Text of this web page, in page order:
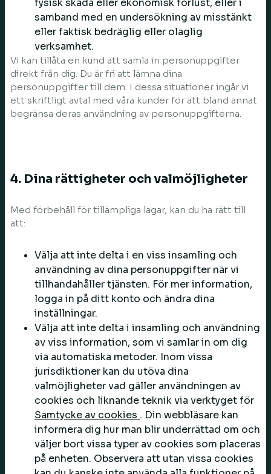
fysisk skada eller ekonomisk förlust, eller i
samband med en undersökning av misstänkt
eller faktisk bedräglig eller olaglig
verksamhet.
Vi kan tillåta en kund att samla in personuppgifter
direkt från dig. Du är fri att lämna dina
personuppgifter till dem. I dessa situationer ingår vi
ett skriftligt avtal med våra kunder för att bland annat
begränsa deras användning av personuppgifterna.
4. Dina rättigheter och valmöjligheter
Med förbehåll för tillämpliga lagar, kan du ha rätt till
att:
Välja att inte delta i en viss insamling och
användning av dina personuppgifter när vi
tillhandahåller tjänsten. För mer information,
logga in på ditt konto och ändra dina
inställningar.
Välja att inte delta i insamling och användning
av viss information, som vi samlar in om dig
via automatiska metoder. Inom vissa
jurisdiktioner kan du utöva dina
valmöjligheter vad gäller användningen av
cookies och liknande teknik via verktyget för
Samtycke av cookies . Din webbläsare kan
informera dig hur man blir underrättad om och
väljer bort vissa typer av cookies som placeras
på enheten. Observera att utan vissa cookies